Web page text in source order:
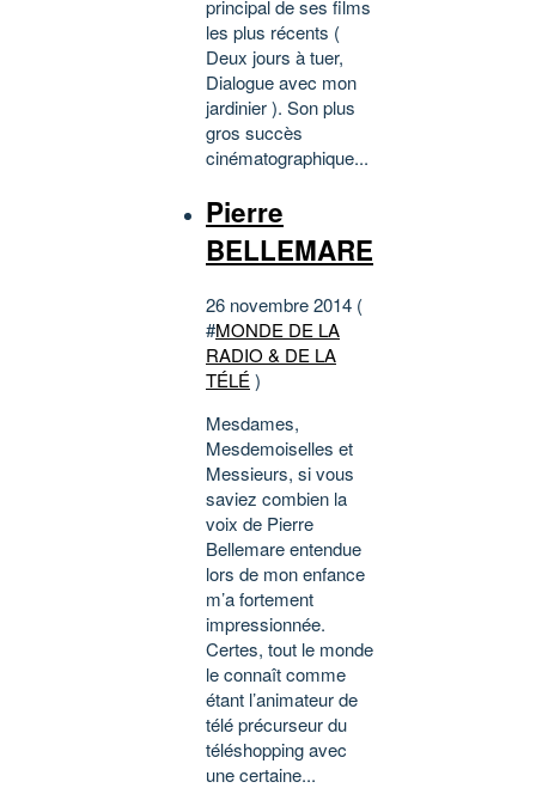
principal de ses films
les plus récents (
Deux jours à tuer,
Dialogue avec mon
jardinier ). Son plus
gros succès
cinématographique...
Pierre
BELLEMARE
26 novembre 2014 (
#MONDE DE LA
RADIO & DE LA
TÉLÉ )
Mesdames,
Mesdemoiselles et
Messieurs, si vous
saviez combien la
voix de Pierre
Bellemare entendue
lors de mon enfance
m’a fortement
impressionnée.
Certes, tout le monde
le connaît comme
étant l’animateur de
télé précurseur du
téléshopping avec
une certaine...